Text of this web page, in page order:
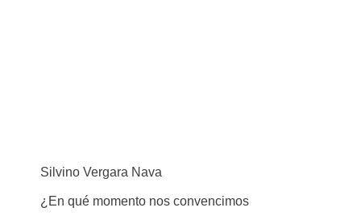
Silvino Vergara Nava
¿En qué momento nos convencimos